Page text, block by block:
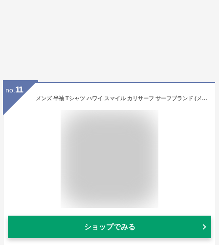
no. 11
メンズ 半袖 Tシャツ ハワイ スマイル カリサーフ サーフブランド (メンズ/ホワイト1) ハワイアン雑貨 232CF1ST083 (M)
ショップでみる